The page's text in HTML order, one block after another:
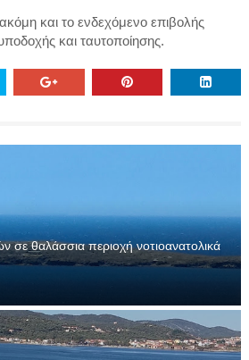
και το ενδεχόμενο επιβολής
και ταυτοποίησης.
σε θαλάσσια περιοχή νοτιοανατολικά